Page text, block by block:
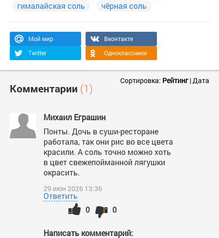
гималайская соль
чёрная соль
Мой мир
Вконтакте
Twitter
Одноклассники
Комментарии (1)
Сортировка: Рейтинг|Дата
Михаил Еграшин
Понты. Дочь в суши-ресторане
работала, так они рис во все цвета
красили. А соль точно можно хоть
в цвет свежепойманной лягушки
окрасить.
29 июн 2026 13:36
Ответить
0
0
Написать комментарий: